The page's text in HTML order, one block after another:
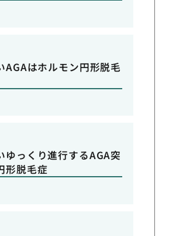
AGAはホルモン円形脱毛
ゆっくり進行するAGA突
形脱毛症